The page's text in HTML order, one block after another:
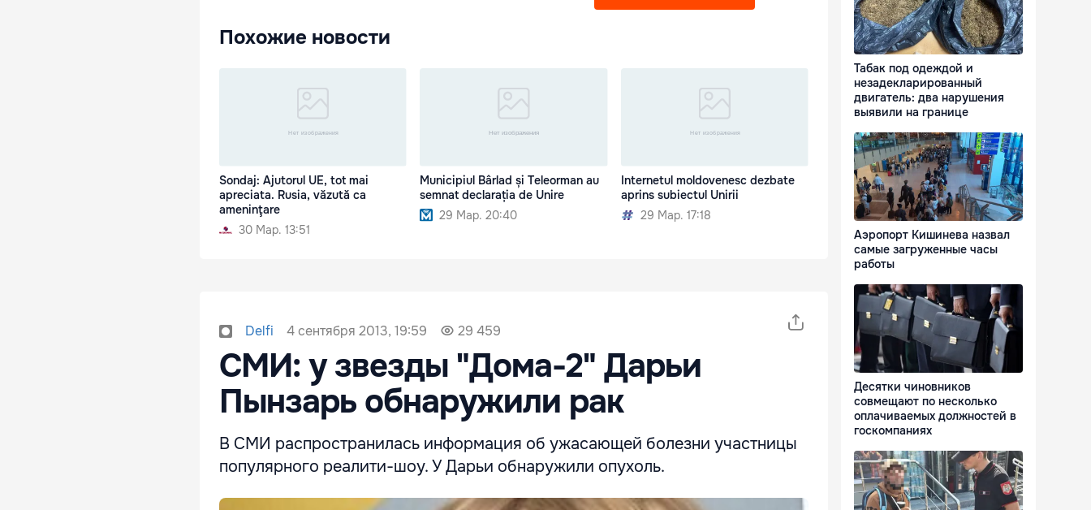
Похожие новости
Sondaj: Ajutorul UE, tot mai
apreciata. Rusia, văzută ca
ameninţare
30 Мар. 13:51
Municipiul Bârlad și Teleorman au
semnat declarația de Unire
29 Мар. 20:40
Internetul moldovenesc dezbate
aprins subiectul Unirii
29 Мар. 17:18
Delfi 4 сентября 2013, 19:59 29 459
СМИ: у звезды "Дома-2" Дарьи
Пынзарь обнаружили рак
В СМИ распространилась информация об ужасающей болезни участницы
популярного реалити-шоу. У Дарьи обнаружили опухоль.
Табак под одеждой и
незадекларированный
двигатель: два нарушения
выявили на границе
Аэропорт Кишинева назвал
самые загруженные часы
работы
Десятки чиновников
совмещают по несколько
оплачиваемых должностей в
госкомпаниях